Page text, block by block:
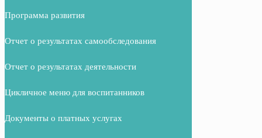
Программа развития
Отчет о результатах самообследования
Отчет о результатах деятельности
Цикличное меню для воспитанников
Документы о платных услугах